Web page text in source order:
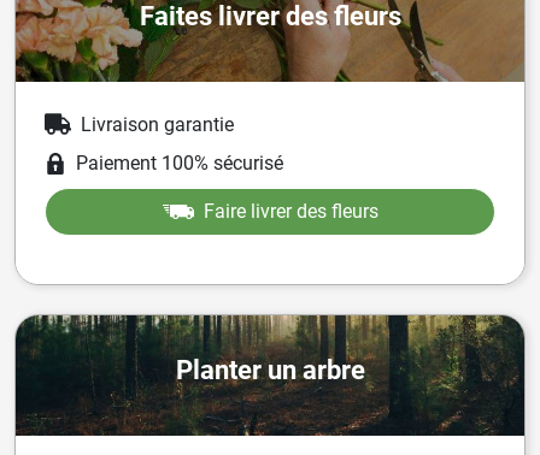
Faites livrer des fleurs
Livraison garantie
Paiement 100% sécurisé
Faire livrer des fleurs
Planter un arbre